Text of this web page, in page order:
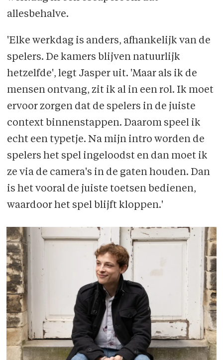
allesbehalve.
'Elke werkdag is anders, afhankelijk van de
spelers. De kamers blijven natuurlijk
hetzelfde', legt Jasper uit. 'Maar als ik de
mensen ontvang, zit ik al in een rol. Ik moet
ervoor zorgen dat de spelers in de juiste
context binnenstappen. Daarom speel ik
echt een typetje. Na mijn intro worden de
spelers het spel ingeloodst en dan moet ik
ze via de camera's in de gaten houden. Dan
is het vooral de juiste toetsen bedienen,
waardoor het spel blijft kloppen.'